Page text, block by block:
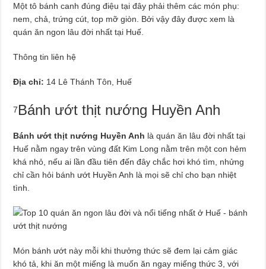
Một tô bánh canh đúng điệu tại đây phải thêm các món phụ:
nem, chả, trứng cút, top mỡ giòn. Bởi vậy đây được xem là
quán ăn ngon lâu đời nhất tại Huế.
Thông tin liên hệ
Địa chỉ: 14 Lê Thánh Tôn, Huế
7Bánh ướt thịt nướng Huyền Anh
Bánh ướt thịt nướng Huyền Anh là quán ăn lâu đời nhất tại
Huế nằm ngay trên vùng đất Kim Long nằm trên một con hẻm
khá nhỏ, nếu ai lần đầu tiên đến đây chắc hơi khó tìm, nhửng
chỉ cần hỏi bánh ướt Huyền Anh là mọi sẽ chỉ cho bạn nhiệt
tình.
Món bánh ướt này mỗi khi thưởng thức sẽ đem lại cảm giác
khó tả, khi ăn một miếng là muốn ăn ngay miếng thức 3, với